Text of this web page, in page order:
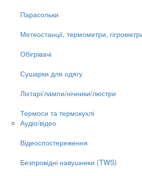
Парасольки
Метеостанції, термометри,
Обігрівачі
Сушарки для одягу
Ліхтарі/лампи/нічники/люстри
Термоси та термокухлі
Аудіо/відео
Відеоспостереження
Безпровідні навушники (TWS)